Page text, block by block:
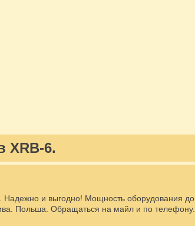
XRB-6.
Надежно и выгодно! Мощность оборудования до
Польша. Обращаться на майл и по телефону.